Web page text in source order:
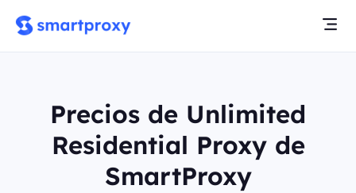
Precios de Unlimited
Residential Proxy de
SmartProxy